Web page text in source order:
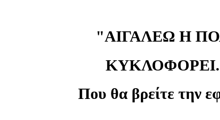
"ΑΙΓΑΛΕΩ Η
Που θα βρείτε την